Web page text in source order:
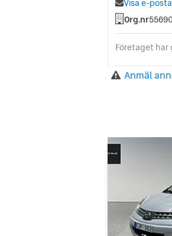
Visa e-
Org.nr
Företaget
Anmäl